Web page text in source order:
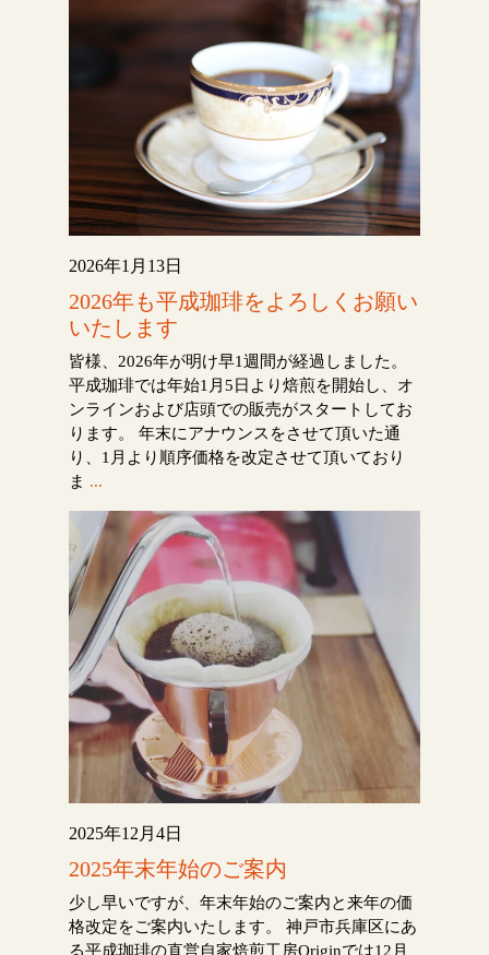
2026年1月13日
2026年も平成珈琲をよろしくお願い
いたします
皆様、2026年が明け早1週間が経過しました。
平成珈琲では年始1月5日より焙煎を開始し、オ
ンラインおよび店頭での販売がスタートしてお
ります。 年末にアナウンスをさせて頂いた通
り、1月より順序価格を改定させて頂いており
ま ...
2025年12月4日
2025年末年始のご案内
少し早いですが、年末年始のご案内と来年の価
格改定をご案内いたします。 神戸市兵庫区にあ
る平成珈琲の直営自家焙煎工房Originでは12月